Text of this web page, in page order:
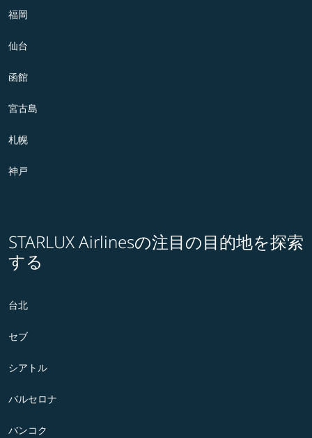
福岡
仙台
函館
宮古島
札幌
神戸
STARLUX Airlinesの注目の目的地を探索
する
台北
セブ
シアトル
バルセロナ
バンコク